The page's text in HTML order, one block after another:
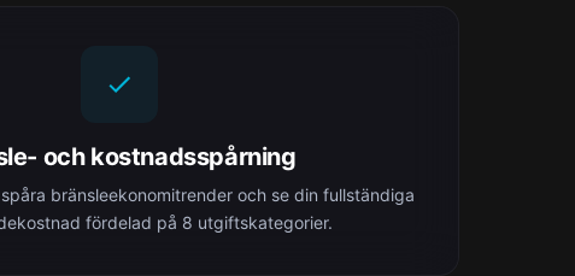
och kostnadsspårning
bränsleekonomitrender och se din fullständiga
fördelad på 8 utgiftskategorier.